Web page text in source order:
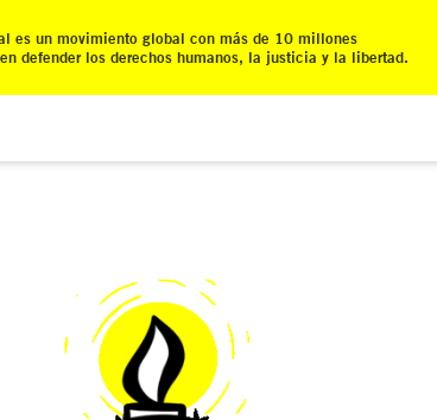
es un movimiento global con más de 10 millones
defender los derechos humanos, la justicia y la libertad.